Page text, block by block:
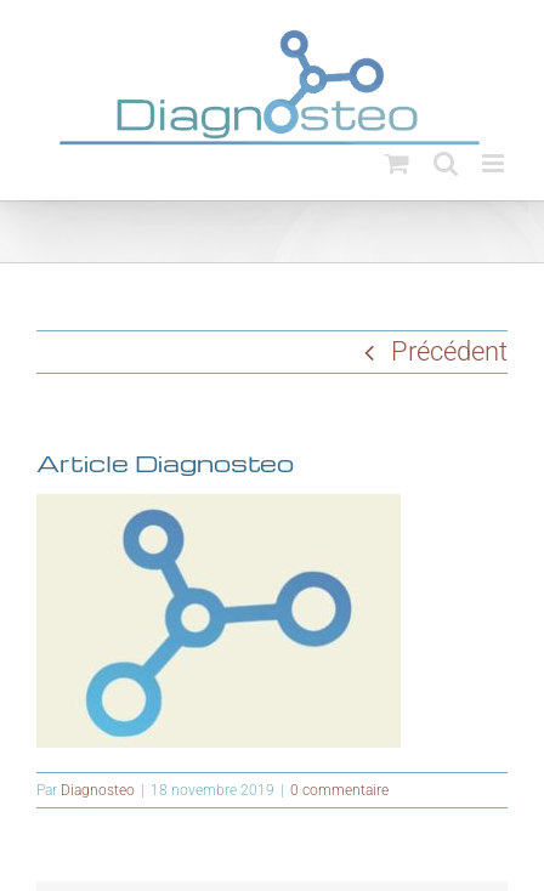
Précédent
Article Diagnosteo
Par Diagnosteo 18 novembre 2019 0 commentaire